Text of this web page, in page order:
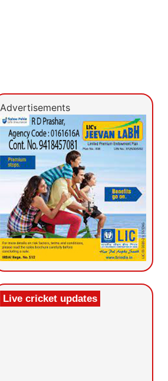
Advertisements
Live cricket updates